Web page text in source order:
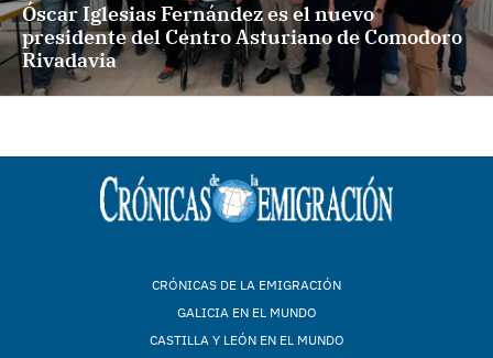
Óscar Iglesias Fernández es el nuevo
presidente del Centro Asturiano de Comodoro
Rivadavia
CRÓNICAS DE LA EMIGRACIÓN
GALICIA EN EL MUNDO
CASTILLA Y LEÓN EN EL MUNDO